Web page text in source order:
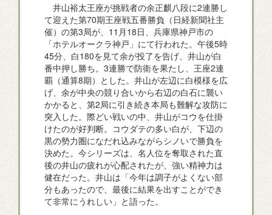
井山裕太王座が挑戦者の余正麒八段に2連勝し
て迎えた第70期王座戦五番勝負（日経新聞社主
催）の第3局が、11月18日、兵庫県神戸市の
「ホテルオークラ神戸」にて行われた。午後5時
45分、白180を見て余が投了を告げ、井山が白
番中押し勝ち。3連勝で防衛を果たし、王座2連
覇（通算8期）とした。井山が左辺に白模様を広
げ、余が中央の競り合いから右辺の白石に襲い
かかると、第2局に引き続き本局も難解な攻防に
突入した。際どい戦いの中、井山がコウを仕掛
けたのが好判断。コウダテの多い白が、下辺の
黒の勢力圏になだれ込みながらシノいで勝負を
決めた。今シリーズは、名人位を奪取された直
後の井山の疲れが心配されたが、強い精神力は
健在だった。井山は「今年は調子がよくない部
分もあったので、最後に結果を出すことができ
て非常にうれしい」と語った。